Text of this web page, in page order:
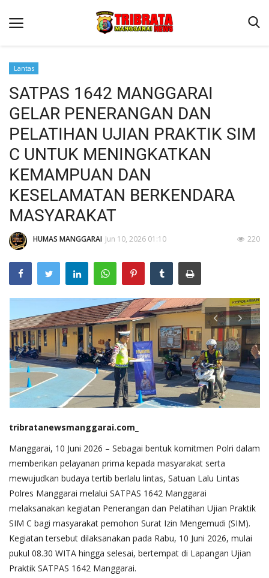
Beranda
Binkam
Kapolres Manggarai Imbau Masyarakat Waspada Cuaca
Kapolres Manggarai Imbau Masyarakat Waspada Cuaca
Reskrim
Lantas
Giat Ops
Polisi Kita
Mitra Polisi
Lantas
SATPAS 1642 MANGGARAI
GELAR PENERANGAN DAN
PELATIHAN UJIAN PRAKTIK SIM
C UNTUK MENINGKATKAN
KEMAMPUAN DAN
KESELAMATAN BERKENDARA
MASYARAKAT
HUMAS MANGGARAI Jun 10, 2026 01:10 220
tribratanewsmanggarai.com_
Manggarai, 10 Juni 2026 – Sebagai bentuk komitmen Polri dalam
memberikan pelayanan prima kepada masyarakat serta
mewujudkan budaya tertib berlalu lintas, Satuan Lalu Lintas
Polres Manggarai melalui SATPAS 1642 Manggarai
melaksanakan kegiatan Penerangan dan Pelatihan Ujian Praktik
SIM C bagi masyarakat pemohon Surat Izin Mengemudi (SIM).
Kegiatan tersebut dilaksanakan pada Rabu, 10 Juni 2026, mulai
pukul 08.30 WITA hingga selesai, bertempat di Lapangan Ujian
Praktik SATPAS 1642 Manggarai.